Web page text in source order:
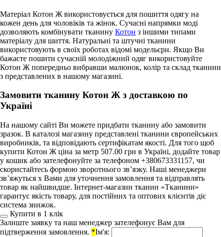
Матеріал Котон Ж використовується для пошиття одягу на
кожен день для чоловіків та жінок. Сучасні напрямки моді
дозволяють комбінувати тканину Котон з іншими типами
матеріалу для шиття. Натуральні та штучні тканини
використовують в своїх роботах відомі модельєри. Якщо Ви
бажаєте пошити сучасній молодіжний одяг використовуйте
Котон Ж попередньо вибравши малюнок, колір та склад тканини
з представлених в нашому магазині.
Замовити тканину Котон Ж з доставкою по
Україні
На нашому сайті Ви можете придбати тканину або замовити
зразок. В каталозі магазину представлені тканини європейських
виробників, та відповідають сертифікатам якості. Для того щоб
купити Котон Ж ціна за метр 507.00 грн в Україні, додайте товар
у кошик або зателефонуйте за телефоном +380673331157, чи
скористайтесь формою зворотнього зв’язку. Наші менеджери
зв’яжуться х Вами для уточнення замовлення та відправлять
товар як найшвидше. Інтернет-магазин тканин «Тканини»
гарантує якість товару, для постійних та оптових клієнтів діє
система знижок.
Купити в 1 клiк
Залиште заявку та наш менеджер зателефонує Вам для
підтверження замовлення. *Ім'я: